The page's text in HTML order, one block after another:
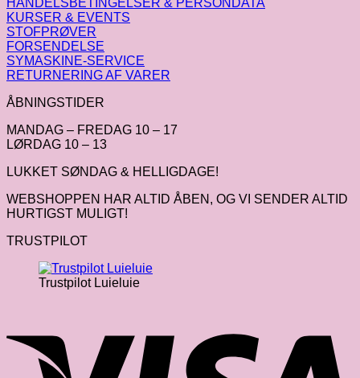
KURSER & EVENTS
STOFPRØVER
FORSENDELSE
SYMASKINE-SERVICE
RETURNERING AF VARER
ÅBNINGSTIDER
MANDAG – FREDAG 10 – 17
LØRDAG 10 – 13
LUKKET SØNDAG & HELLIGDAGE!
WEBSHOPPEN HAR ALTID ÅBEN, OG VI SENDER ALTID
HURTIGST MULIGT!
TRUSTPILOT
Trustpilot Luieluie